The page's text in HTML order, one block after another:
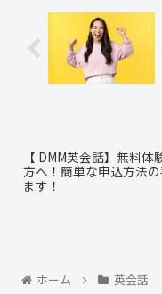
【 DMM英会話】無料体
方へ！簡単な申込方法
ます！
ホーム 英会話